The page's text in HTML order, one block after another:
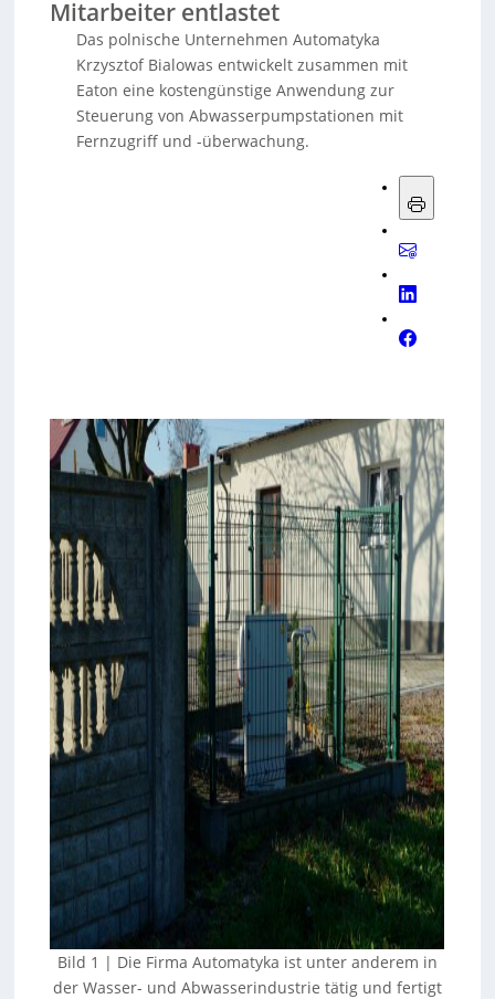
Mitarbeiter entlastet
Das polnische Unternehmen Automatyka
Krzysztof Bialowas entwickelt zusammen mit
Eaton eine kostengünstige Anwendung zur
Steuerung von Abwasserpumpstationen mit
Fernzugriff und -überwachung.
Bild 1 | Die Firma Automatyka ist unter anderem in
der Wasser- und Abwasserindustrie tätig und fertigt